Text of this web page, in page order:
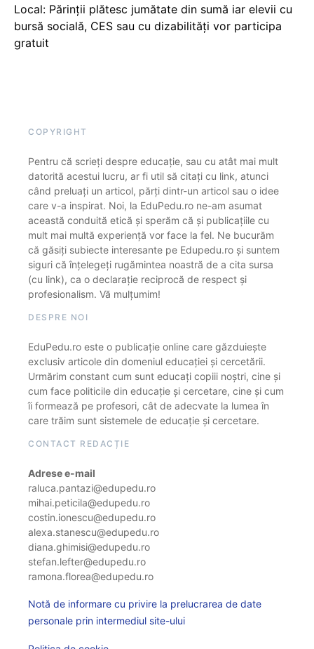
Local: Părinții plătesc jumătate din sumă iar elevii cu
bursă socială, CES sau cu dizabilităţi vor participa
gratuit
COPYRIGHT
Pentru că scrieți despre educație, sau cu atât mai mult
datorită acestui lucru, ar fi util să citați cu link, atunci
când preluați un articol, părți dintr-un articol sau o idee
care v-a inspirat. Noi, la EduPedu.ro ne-am asumat
această conduită etică și sperăm că și publicațiile cu
mult mai multă experiență vor face la fel. Ne bucurăm
că găsiți subiecte interesante pe Edupedu.ro și suntem
siguri că înțelegeți rugămintea noastră de a cita sursa
(cu link), ca o declarație reciprocă de respect și
profesionalism. Vă mulțumim!
DESPRE NOI
EduPedu.ro este o publicație online care găzduiește
exclusiv articole din domeniul educației și cercetării.
Urmărim constant cum sunt educați copiii noștri, cine și
cum face politicile din educație și cercetare, cine și cum
îi formează pe profesori, cât de adecvate la lumea în
care trăim sunt sistemele de educație și cercetare.
CONTACT REDACȚIE
Adrese e-mail
raluca.pantazi@edupedu.ro
mihai.peticila@edupedu.ro
costin.ionescu@edupedu.ro
alexa.stanescu@edupedu.ro
diana.ghimisi@edupedu.ro
stefan.lefter@edupedu.ro
ramona.florea@edupedu.ro
Notă de informare cu privire la prelucrarea de date
personale prin intermediul site-ului